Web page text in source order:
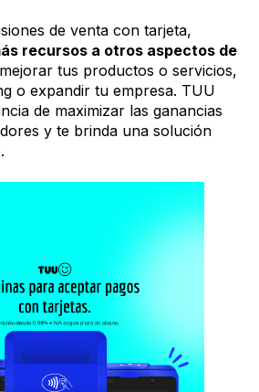
de venta con tarjeta,
recursos a otros aspectos de
tus productos o servicios,
o expandir tu empresa. TUU
de maximizar las ganancias
y te brinda una solución